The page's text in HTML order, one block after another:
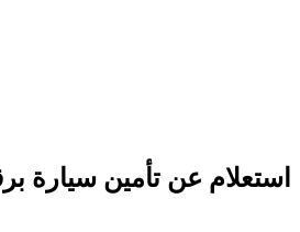
استعلام عن تأمين سيارة